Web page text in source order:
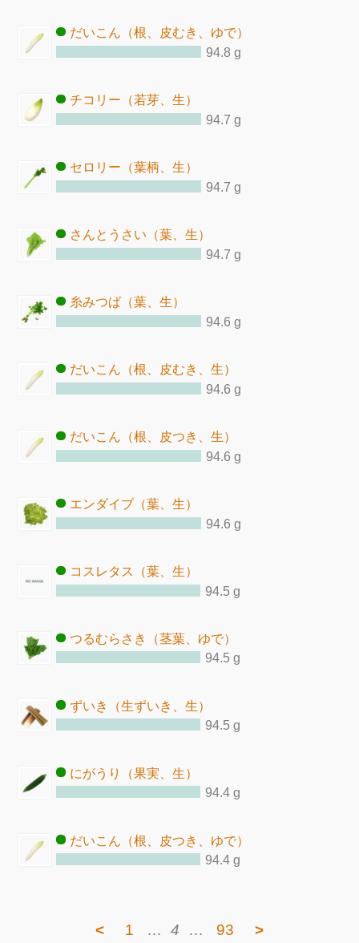
だいこん（根、皮むき、ゆで）
94.8 g
チコリー（若芽、生）
94.7 g
セロリー（葉柄、生）
94.7 g
さんとうさい（葉、生）
94.7 g
糸みつば（葉、生）
94.6 g
だいこん（根、皮むき、生）
94.6 g
だいこん（根、皮つき、生）
94.6 g
エンダイブ（葉、生）
94.6 g
コスレタス（葉、生）
94.5 g
つるむらさき（茎葉、ゆで）
94.5 g
ずいき（生ずいき、生）
94.5 g
にがうり（果実、生）
94.4 g
だいこん（根、皮つき、ゆで）
94.4 g
< 1 … 4 … 93 >